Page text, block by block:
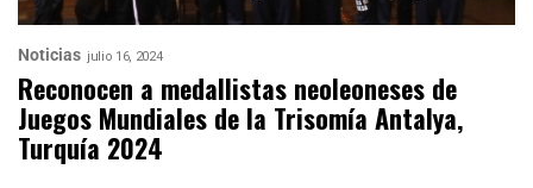
Noticias julio 16, 2024
Reconocen a medallistas neoleoneses de
Juegos Mundiales de la Trisomía Antalya,
Turquía 2024